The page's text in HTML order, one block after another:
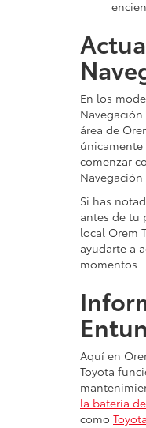
En los
área de
comenzar
Si has
antes de tu
local Orem
ayudarte a
momentos.
Aquí en
Toyota
la batería
como